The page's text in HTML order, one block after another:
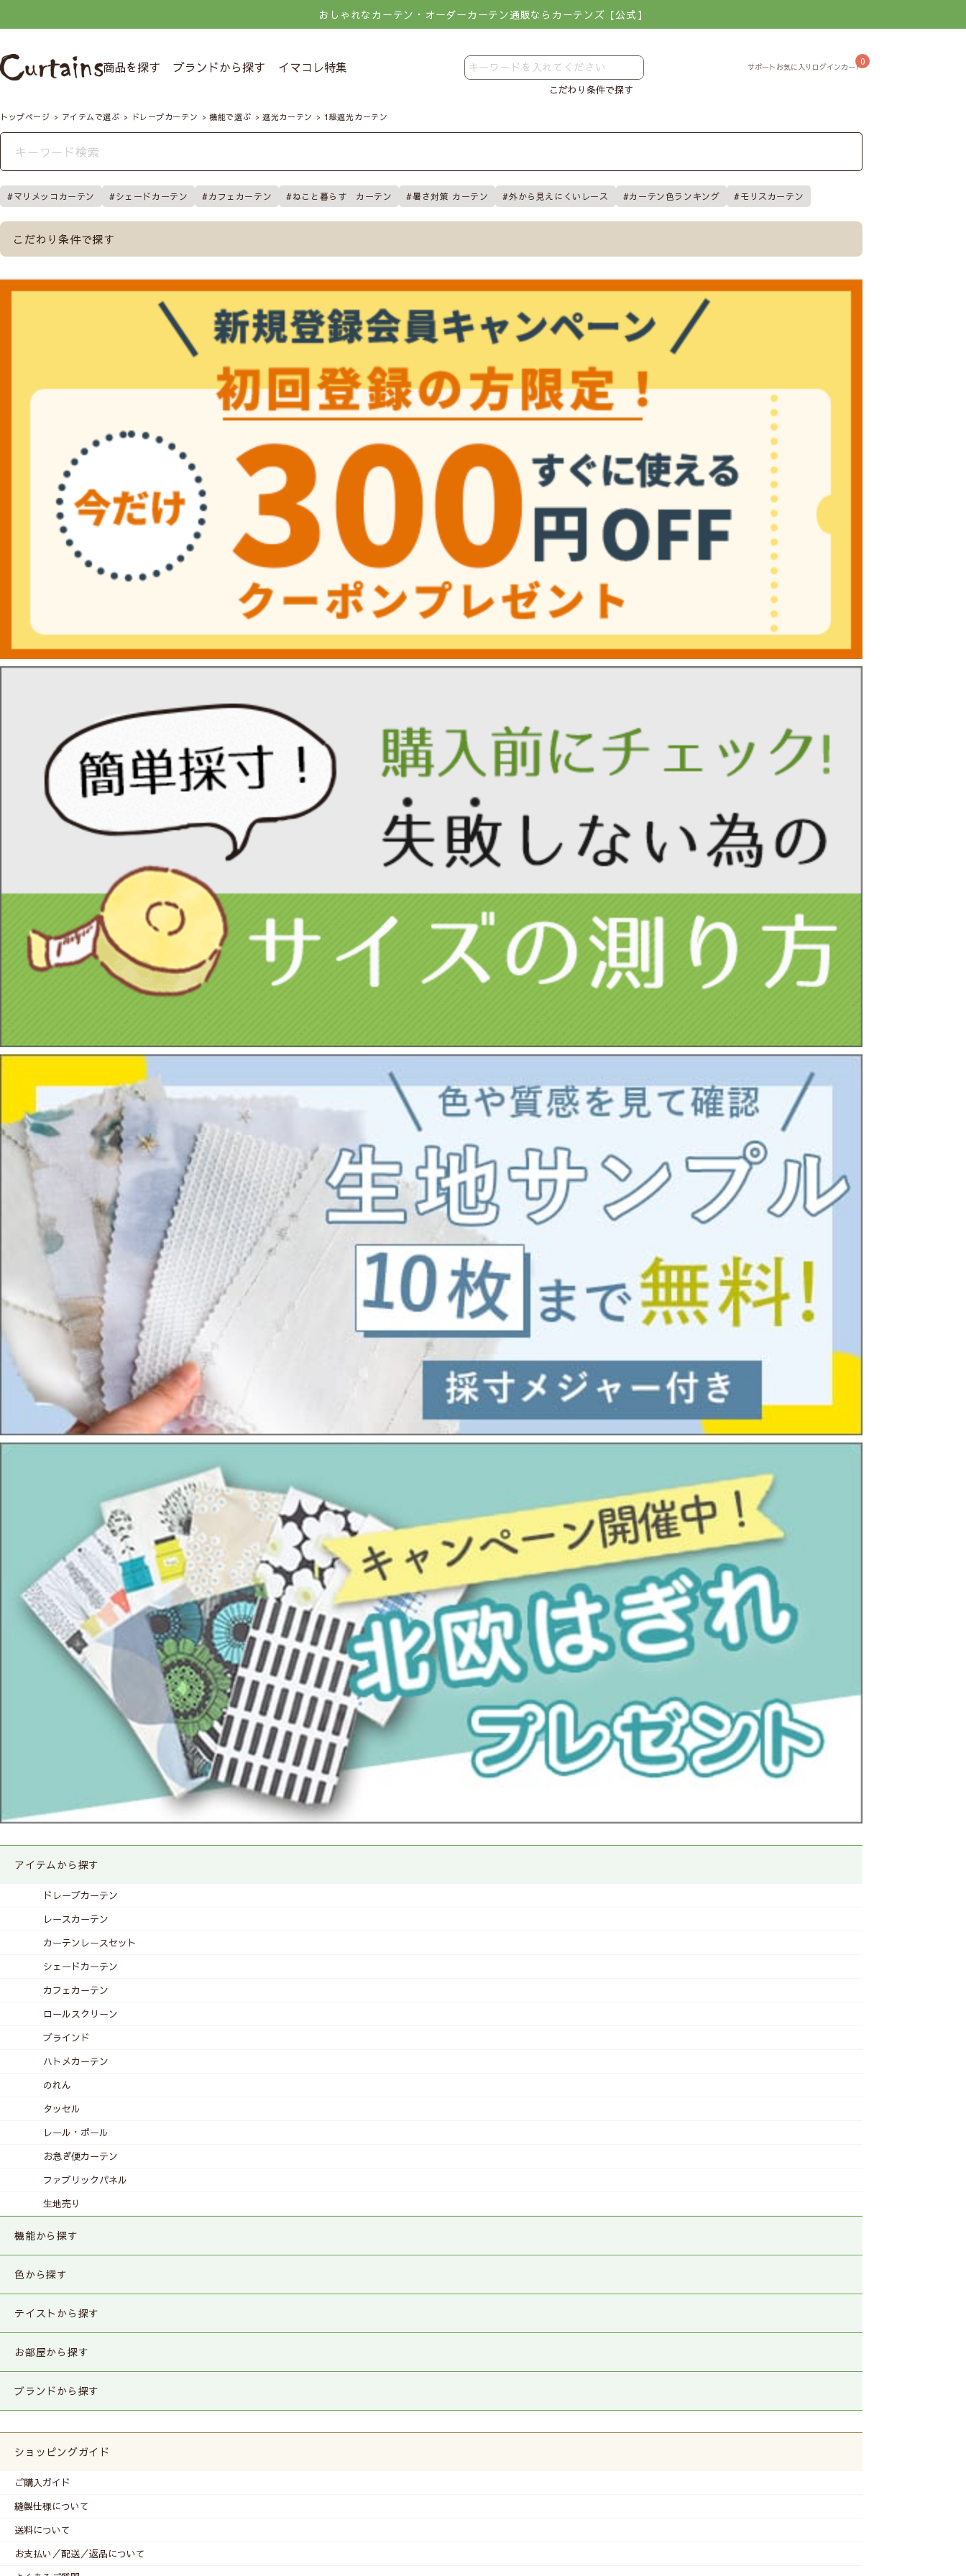
おしゃれなカーテン・オーダーカーテン通販ならカーテンズ【公式】
商品を探す ブランドから探す イマコレ特集
こだわり条件で探す
0
トップページ アイテムで選ぶ ドレープカーテン 機能で選ぶ 遮光カーテン 1級遮光カーテン
マリメッコカーテン シェードカーテン カフェカーテン ねこと暮らす カーテン 暑さ対策 カーテン 外から見えにくいレース カーテン色ランキング モリスカーテン
こだわり条件で探す
アイテムから探す
ドレープカーテン
レースカーテン
カーテンレースセット
シェードカーテン
カフェカーテン
ロールスクリーン
ブラインド
ハトメカーテン
のれん
タッセル
レール・ポール
お急ぎ便カーテン
ファブリックパネル
生地売り
機能から探す
色から探す
テイストから探す
お部屋から探す
ブランドから探す
ショッピングガイド
ご購入ガイド
縫製仕様について
送料について
お支払い／配送／返品について